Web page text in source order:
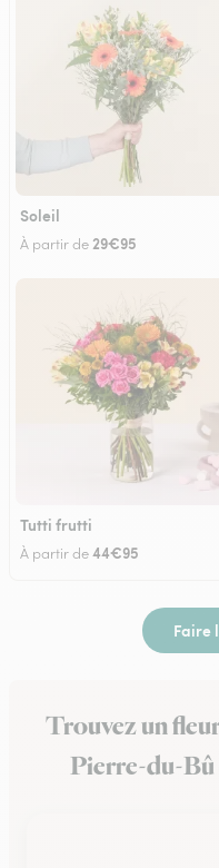
Soleil
À partir de 29€95
Tutti frutti
À partir de44€95
Faire
Trouvez un
Pierre-du-Bû